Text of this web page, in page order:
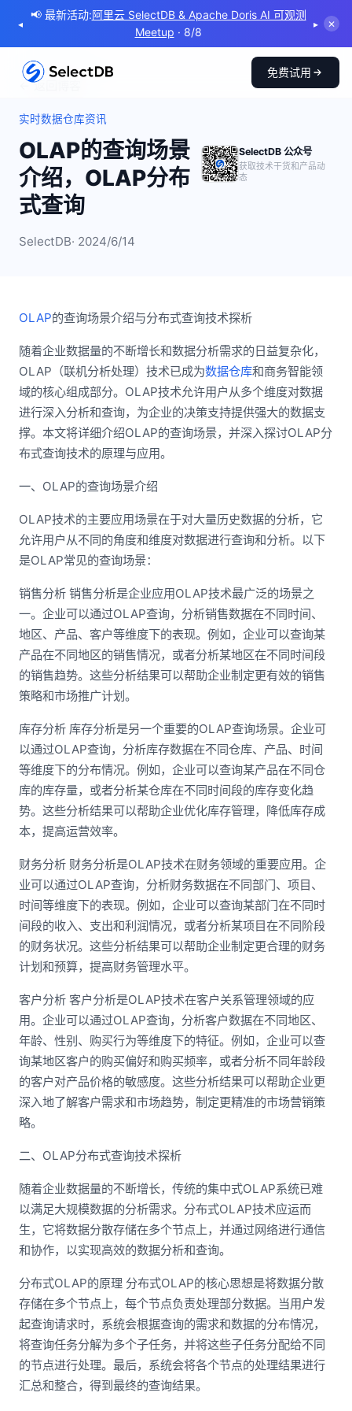
◂
📢 最新活动:阿里云 SelectDB & Apache Doris AI 可观测
Meetup · 8/8
▸ ✕
免费试用
← 返回博客
实时数据仓库资讯
OLAP的查询场景
介绍，OLAP分布
式查询
SelectDB· 2024/6/14
SelectDB 公众号
获取技术干货和产品动
态
OLAP的查询场景介绍与分布式查询技术探析
随着企业数据量的不断增长和数据分析需求的日益复杂化，
OLAP（联机分析处理）技术已成为数据仓库和商务智能领
域的核心组成部分。OLAP技术允许用户从多个维度对数据
进行深入分析和查询，为企业的决策支持提供强大的数据支
撑。本文将详细介绍OLAP的查询场景，并深入探讨OLAP分
布式查询技术的原理与应用。
一、OLAP的查询场景介绍
OLAP技术的主要应用场景在于对大量历史数据的分析，它
允许用户从不同的角度和维度对数据进行查询和分析。以下
是OLAP常见的查询场景：
销售分析 销售分析是企业应用OLAP技术最广泛的场景之
一。企业可以通过OLAP查询，分析销售数据在不同时间、
地区、产品、客户等维度下的表现。例如，企业可以查询某
产品在不同地区的销售情况，或者分析某地区在不同时间段
的销售趋势。这些分析结果可以帮助企业制定更有效的销售
策略和市场推广计划。
库存分析 库存分析是另一个重要的OLAP查询场景。企业可
以通过OLAP查询，分析库存数据在不同仓库、产品、时间
等维度下的分布情况。例如，企业可以查询某产品在不同仓
库的库存量，或者分析某仓库在不同时间段的库存变化趋
势。这些分析结果可以帮助企业优化库存管理，降低库存成
本，提高运营效率。
财务分析 财务分析是OLAP技术在财务领域的重要应用。企
业可以通过OLAP查询，分析财务数据在不同部门、项目、
时间等维度下的表现。例如，企业可以查询某部门在不同时
间段的收入、支出和利润情况，或者分析某项目在不同阶段
的财务状况。这些分析结果可以帮助企业制定更合理的财务
计划和预算，提高财务管理水平。
客户分析 客户分析是OLAP技术在客户关系管理领域的应
用。企业可以通过OLAP查询，分析客户数据在不同地区、
年龄、性别、购买行为等维度下的特征。例如，企业可以查
询某地区客户的购买偏好和购买频率，或者分析不同年龄段
的客户对产品价格的敏感度。这些分析结果可以帮助企业更
深入地了解客户需求和市场趋势，制定更精准的市场营销策
略。
二、OLAP分布式查询技术探析
随着企业数据量的不断增长，传统的集中式OLAP系统已难
以满足大规模数据的分析需求。分布式OLAP技术应运而
生，它将数据分散存储在多个节点上，并通过网络进行通信
和协作，以实现高效的数据分析和查询。
分布式OLAP的原理 分布式OLAP的核心思想是将数据分散
存储在多个节点上，每个节点负责处理部分数据。当用户发
起查询请求时，系统会根据查询的需求和数据的分布情况，
将查询任务分解为多个子任务，并将这些子任务分配给不同
的节点进行处理。最后，系统会将各个节点的处理结果进行
汇总和整合，得到最终的查询结果。